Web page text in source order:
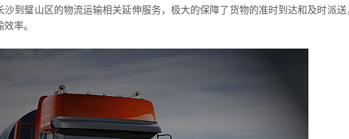
沙到璧山区的物流运输相关延伸服务，极大的保障了货物的准时到达和及时派送
率。